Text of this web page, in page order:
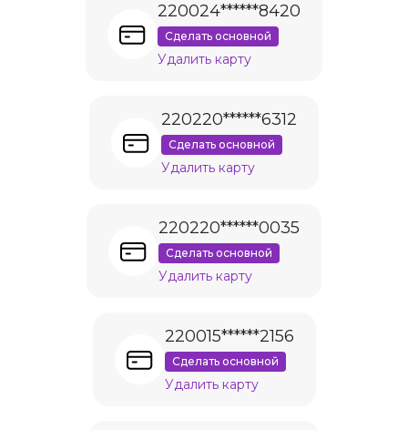
220024******8420
Сделать основной
Удалить карту
220220******6312
Сделать основной
Удалить карту
220220******0035
Сделать основной
Удалить карту
220015******2156
Сделать основной
Удалить карту